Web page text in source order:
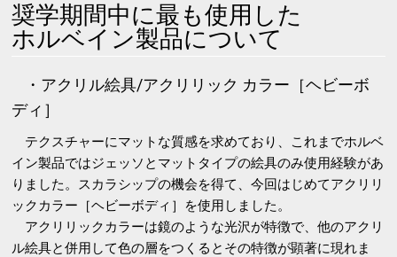
奨学期間中に最も使用した
ホルベイン製品について
・アクリル絵具/アクリリック カラー［ヘビーボ
ディ］
テクスチャーにマットな質感を求めており、これまでホルベ
イン製品ではジェッソとマットタイプの絵具のみ使用経験があ
りました。スカラシップの機会を得て、今回はじめてアクリリ
ックカラー［ヘビーボディ］を使用しました。
アクリリックカラーは鏡のような光沢が特徴で、他のアクリ
ル絵具と併用して色の層をつくるとその特徴が顕著に現れま